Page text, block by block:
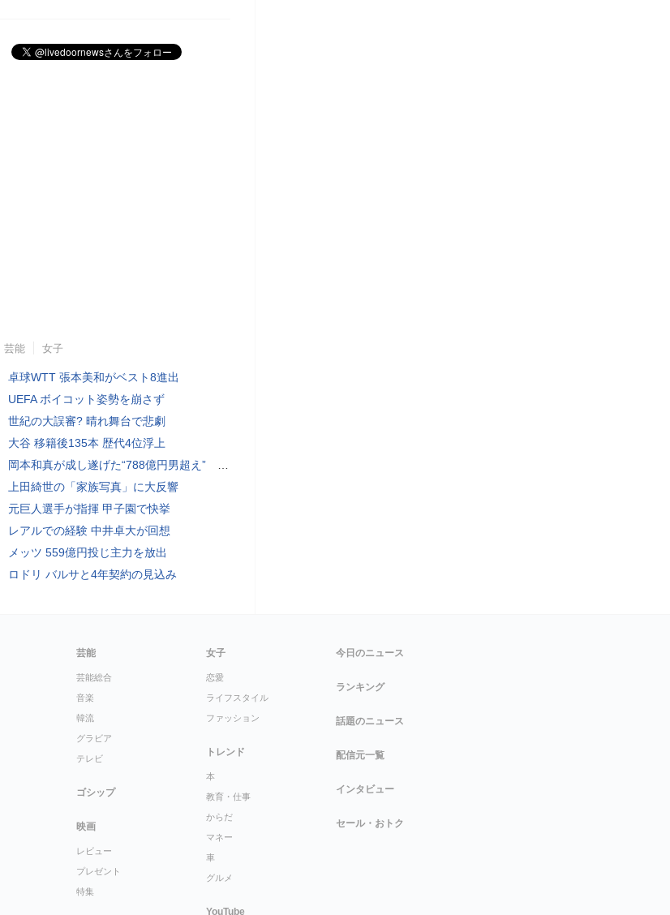
芸能 女子
卓球WTT 張本美和がベスト8進出
UEFA ボイコット姿勢を崩さず
世紀の大誤審? 晴れ舞台で悲劇
大谷 移籍後135本 歴代4位浮上
岡本和真が成し遂げた“788億円男超え” いつのまにか「3位」…見据える球団記録更新
上田綺世の「家族写真」に大反響
元巨人選手が指揮 甲子園で快挙
レアルでの経験 中井卓大が回想
メッツ 559億円投じ主力を放出
ロドリ バルサと4年契約の見込み
芸能
芸能総合
音楽
韓流
グラビア
テレビ
ゴシップ
映画
レビュー
プレゼント
特集
女子
恋愛
ライフスタイル
ファッション
トレンド
本
教育・仕事
からだ
マネー
車
グルメ
YouTube
今日のニュース
ランキング
話題のニュース
配信元一覧
インタビュー
セール・おトク